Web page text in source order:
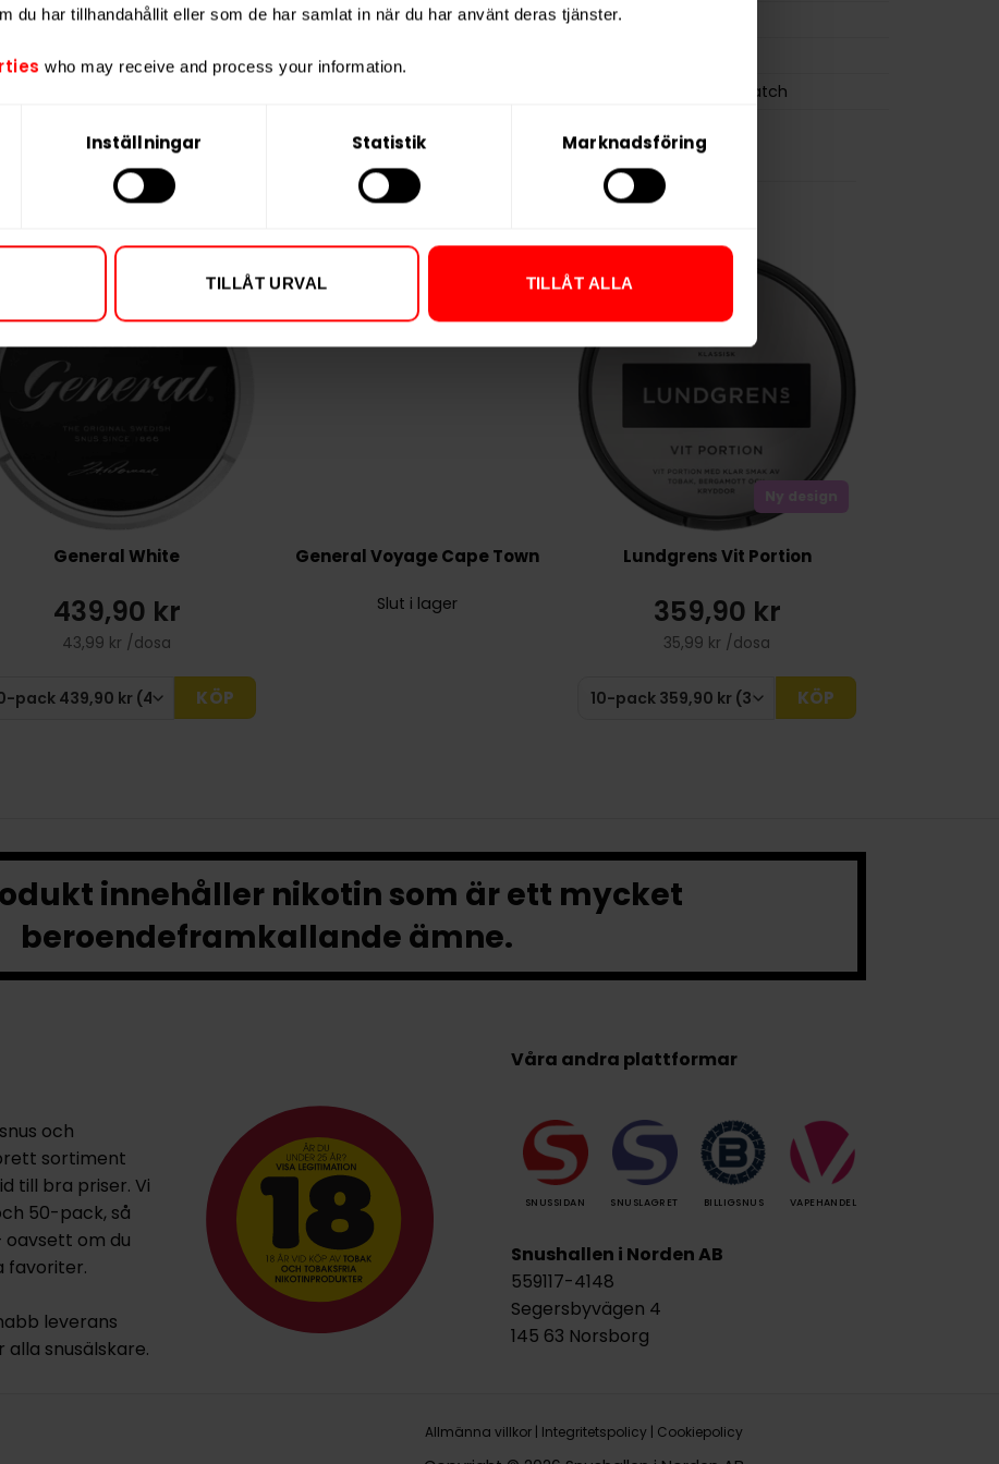
du har tillhandahållit eller som de har samlat in när du har använt deras tjänster.
who may receive and process your information.
Inställningar Statistik Marknadsföring
TILLÅT URVAL TILLÅT ALLA
Vikt per portion
Varumärke
Swedish Match
General White
439,90 kr
43,99 kr /dosa
KÖP
General Voyage Cape Town
Slut i lager
Ny design
Lundgrens Vit Portion
359,90 kr
35,99 kr /dosa
KÖP
innehåller nikotin som är ett mycket
beroendeframkallande ämne.
och
sortiment
till bra priser. Vi
50-pack, så
oavsett om du
favoriter.
leverans
snusälskare.
Våra andra plattformar
SNUSSIDAN SNUSLAGRET BILLIGSNUS VAPEHANDEL
Snushallen i Norden AB
559117-4148
Segersbyvägen 4
145 63 Norsborg
Allmänna villkor| Integritetspolicy| Cookiepolicy